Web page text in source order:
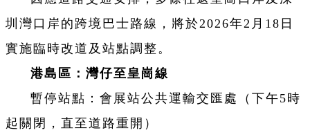
圳灣口岸的跨境巴士路線，將於2026年2月18日
實施臨時改道及站點調整。
港島區：灣仔至皇崗線
暫停站點：會展站公共運輸交匯處（下午5時
起關閉，直至道路重開）